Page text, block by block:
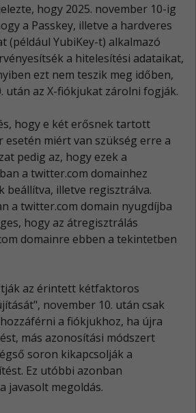
hogy 2025. november 10-ig
a Passkey, illetve a hardveres
(például YubiKey-t) alkalmazó
a hitelesítési adataikat,
ezt nem teszik meg időben,
után az X-fiókjukat zárolni fogják.
hogy e két erősnek tartott
esetén miért van szükség erre a
pedig az, hogy ezek a
a twitter.com domainhez
beállítva, illetve regisztrálva.
a twitter.com domain nyugdíjba
hogy az átregisztrálás
domainre ebben a tekintetben
az érintett kétfaktoros
november 10. után csak
a fiókjukhoz, ha újra
más azonosítási módszert
soron kikapcsolják a
Ez utóbbi azonban
javasolt megoldás.